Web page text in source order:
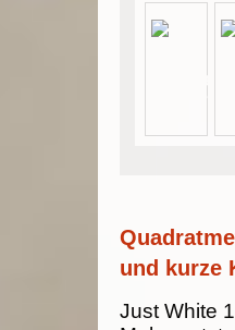
und kurze
Just White